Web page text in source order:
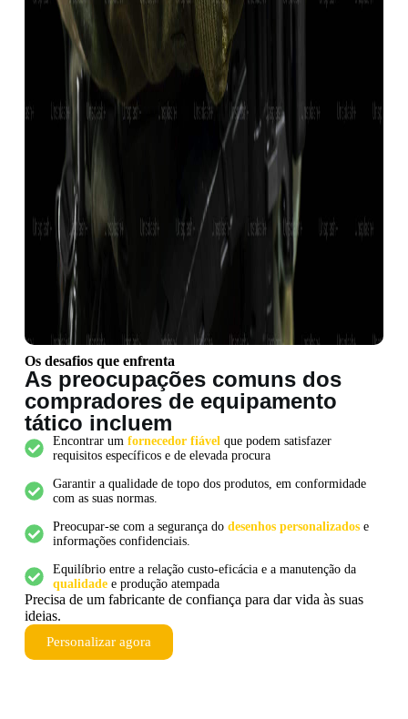
Os desafios que enfrenta
As preocupações comuns dos
compradores de equipamento
tático incluem
Encontrar umfornecedor fiável que podem satisfazer
requisitos específicos e de elevada procura
Garantir a qualidade de topo dos produtos, em conformidade
com as suas normas.
Preocupar-se com a segurança dodesenhos personalizados e
informações confidenciais.
Equilíbrio entre a relação custo-eficácia e a manutenção da
qualidade e produção atempada
Precisa de um fabricante de confiança para dar vida às suas
ideias.
Personalizar agora